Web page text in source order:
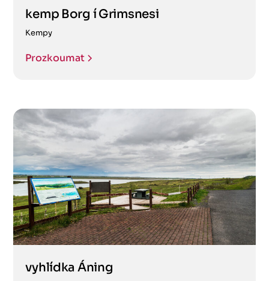
kemp Borg í Grimsnesi
Kempy
Prozkoumat
vyhlídka Áning